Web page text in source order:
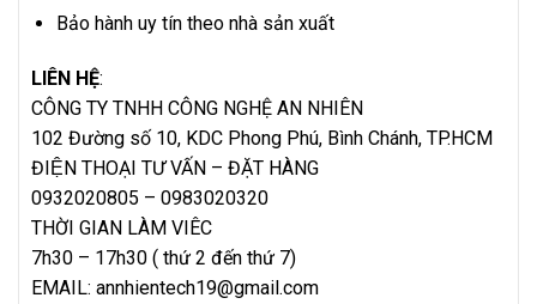
Bảo hành uy tín theo nhà sản xuất
LIÊN HỆ:
CÔNG TY TNHH CÔNG NGHỆ AN NHIÊN
102 Đường số 10, KDC Phong Phú, Bình Chánh, TP.HCM
ĐIỆN THOẠI TƯ VẤN – ĐẶT HÀNG
0932020805 – 0983020320
THỜI GIAN LÀM VIÊC
7h30 – 17h30 ( thứ 2 đến thứ 7)
EMAIL: annhientech19@gmail.com